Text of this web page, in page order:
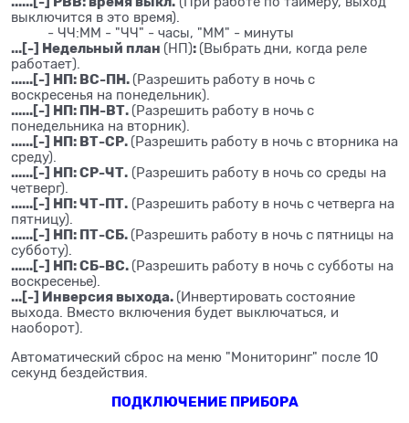
выключится в это время).
- ЧЧ:ММ - "ЧЧ" - часы, "ММ" - минуты
...[-] Недельный план (НП): (Выбрать дни, когда реле
работает).
......[-] НП: ВС-ПН. (Разрешить работу в ночь с
воскресенья на понедельник).
......[-] НП: ПН-ВТ. (Разрешить работу в ночь с
понедельника на вторник).
......[-] НП: ВТ-СР. (Разрешить работу в ночь с вторника на
среду).
......[-] НП: СР-ЧТ. (Разрешить работу в ночь со среды на
четверг).
......[-] НП: ЧТ-ПТ. (Разрешить работу в ночь с четверга на
пятницу).
......[-] НП: ПТ-СБ. (Разрешить работу в ночь с пятницы на
субботу).
......[-] НП: СБ-ВС. (Разрешить работу в ночь с субботы на
воскресенье).
...[-] Инверсия выхода. (Инвертировать состояние
выхода. Вместо включения будет выключаться, и
наоборот).
Автоматический сброс на меню "Мониторинг" после 10
секунд бездействия.
ПОДКЛЮЧЕНИЕ ПРИБОРА